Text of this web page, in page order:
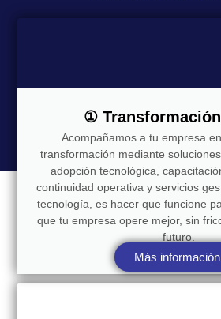
①
Acompañamos a tu empresa
transformación mediante
adopción tecnológica,
continuidad operativa y servicios
tecnología, es hacer que funcione
que tu empresa opere mejor, sin
futuro.
Más información